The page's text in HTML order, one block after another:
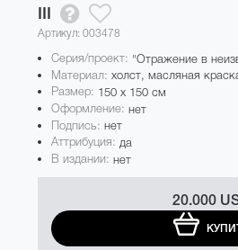
Артикул: 003478
Серия/проект: "Отражение в
Материал: холст, масляная
Размер: 150 x 150 см
Оформление:нет
Подпись:нет
Аттрибуция: да
В издании:нет
20.000